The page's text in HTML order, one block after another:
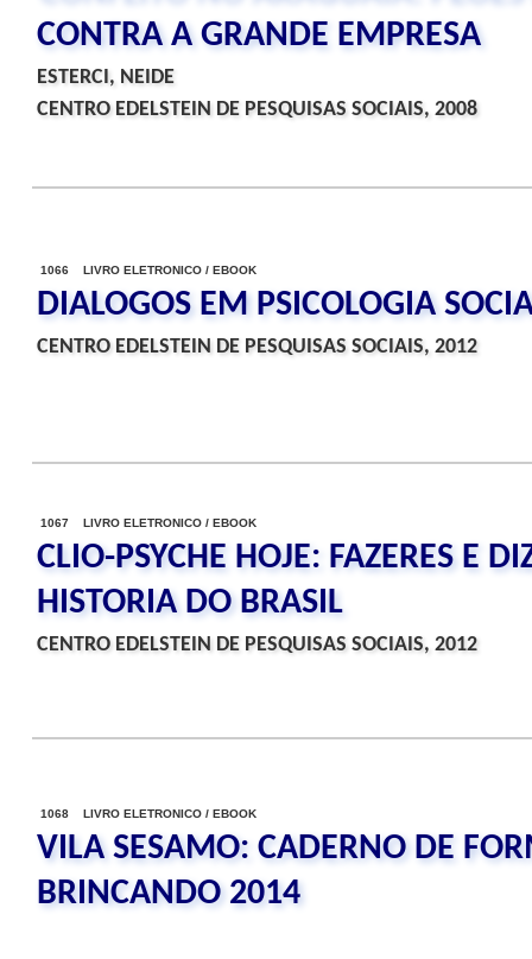
CONTRA A GRANDE EMPRESA
ESTERCI, NEIDE
CENTRO EDELSTEIN DE PESQUISAS SOCIAIS, 2008
1066 LIVRO ELETRONICO / EBOOK
DIALOGOS EM PSICOLOGIA
CENTRO EDELSTEIN DE PESQUISAS SOCIAIS, 2012
1067 LIVRO ELETRONICO / EBOOK
CLIO-PSYCHE HOJE: FAZERES E
HISTORIA DO BRASIL
CENTRO EDELSTEIN DE PESQUISAS SOCIAIS, 2012
1068 LIVRO ELETRONICO / EBOOK
VILA SESAMO: CADERNO DE
BRINCANDO 2014